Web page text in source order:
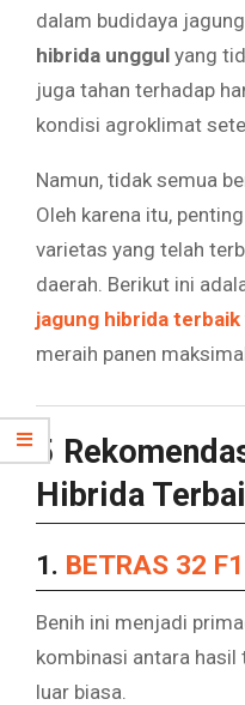
dalam budidaya
hibrida unggul yang
juga tahan terhadap
kondisi agroklimat
Namun, tidak semua
Oleh karena itu,
varietas yang telah
daerah. Berikut ini
jagung hibrida terbaik
meraih panen
5
Hibrida
1. BETRAS 32 F1
Benih ini menjadi
kombinasi antara hasil
luar biasa.